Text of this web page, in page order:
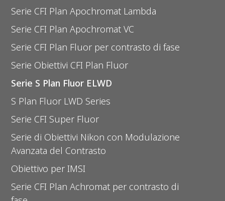
Serie CFI Plan Apochromat Lambda
Serie CFI Plan Apochromat VC
Serie CFI Plan Fluor per contrasto di fase
Serie Obiettivi CFI Plan Fluor
Serie S Plan Fluor ELWD
S Plan Fluor LWD Series
Serie CFI Super Fluor
Serie di Obiettivi Nikon con Modulazione
Avanzata del Contrasto
Obiettivo per IMSI
Serie CFI Plan Achromat per contrasto di